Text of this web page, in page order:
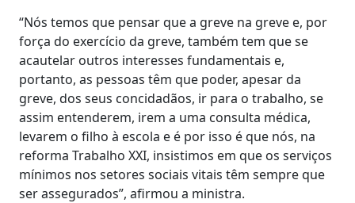
“Nós temos que pensar que a greve na greve e, por
força do exercício da greve, também tem que se
acautelar outros interesses fundamentais e,
portanto, as pessoas têm que poder, apesar da
greve, dos seus concidadãos, ir para o trabalho, se
assim entenderem, irem a uma consulta médica,
levarem o filho à escola e é por isso é que nós, na
reforma Trabalho XXI, insistimos em que os serviços
mínimos nos setores sociais vitais têm sempre que
ser assegurados”, afirmou a ministra.